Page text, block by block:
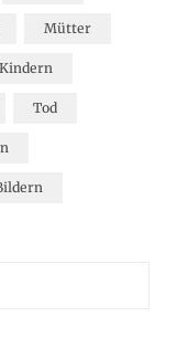
Mütter
Tod